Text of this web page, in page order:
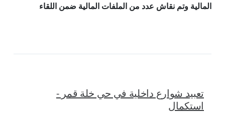
المالية وتم نقاش عدد من الملفات المالية ضمن اللقاء
تعبيد شوارع داخلية في حي خلة قمر -
استكمال